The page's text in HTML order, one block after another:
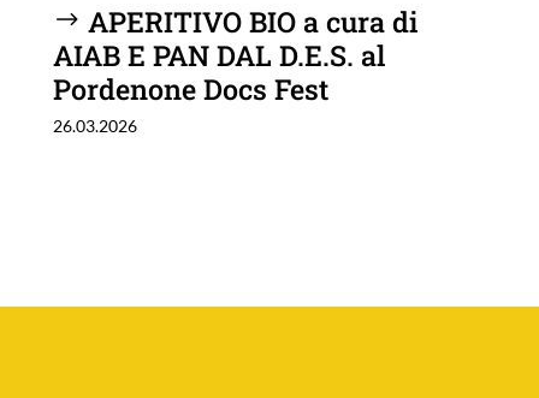
APERITIVO BIO a cura di
AIAB E PAN DAL D.E.S. al
Pordenone Docs Fest
26.03.2026